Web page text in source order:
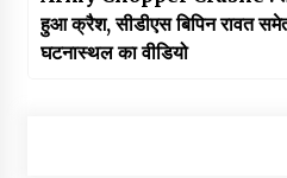
हुआ क्रैश, सीडीएस बिपिन रावत
घटनास्थल का वीडियो